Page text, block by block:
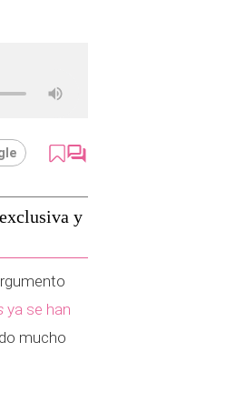
y
ya se han
mucho